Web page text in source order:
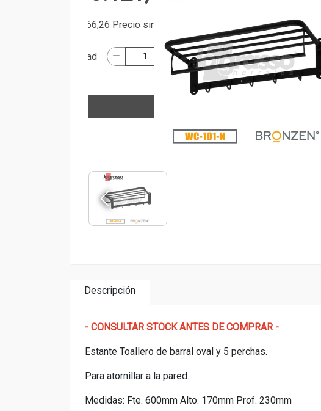
Descripción
- CONSULTAR STOCK ANTES DE COMPRAR -
Estante Toallero de barral oval y 5 perchas.
Para atornillar a la pared.
Medidas: Fte. 600mm Alto. 170mm Prof. 230mm